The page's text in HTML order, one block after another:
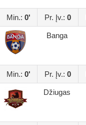
Min.: 0' Pr. Įv.: 0
Banga
Min.: 0' Pr. Įv.: 0
Džiugas